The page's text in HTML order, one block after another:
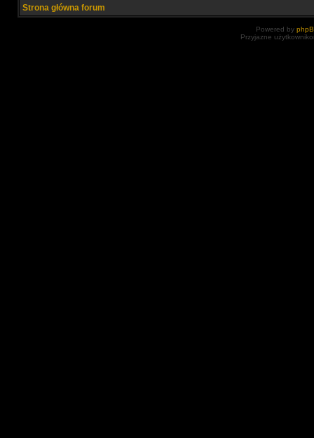
Strona główna forum
Powered by
Przyjazne